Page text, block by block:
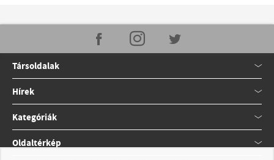
Társoldalak
Hírek
Kategóriák
Oldaltérkép